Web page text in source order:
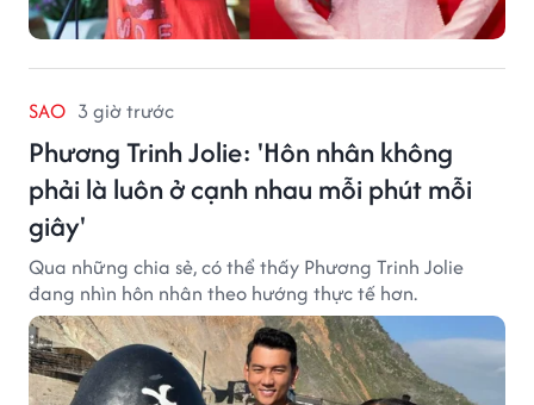
SAO 3 giờ trước
Phương Trinh Jolie: 'Hôn nhân không
phải là luôn ở cạnh nhau mỗi phút mỗi
giây'
Qua những chia sẻ, có thể thấy Phương Trinh Jolie
đang nhìn hôn nhân theo hướng thực tế hơn.